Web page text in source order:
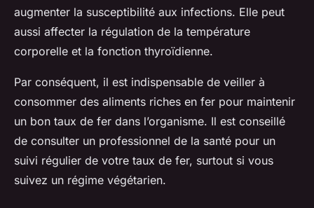
augmenter la susceptibilité aux infections. Elle peut
aussi affecter la régulation de la température
corporelle et la fonction thyroïdienne.
Par conséquent, il est indispensable de veiller à
consommer des aliments riches en fer pour maintenir
un bon taux de fer dans l’organisme. Il est conseillé
de consulter un professionnel de la santé pour un
suivi régulier de votre taux de fer, surtout si vous
suivez un régime végétarien.